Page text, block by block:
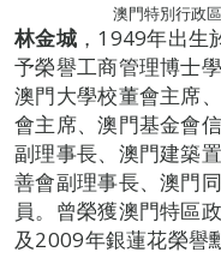
澳門特別行政
林金城，1949年出生
予榮譽工商管理博士
澳門大學校董會主席
會主席、澳門基金會
副理事長、澳門建築
善會副理事長、澳門
員。曾榮獲澳門特區
及2009年銀蓮花榮譽